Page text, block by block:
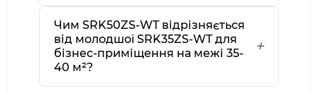
Чим SRK50ZS-WT відрізняється
від молодшої SRK35ZS-WT для
бізнес-приміщення на межі 35-
40 м²?